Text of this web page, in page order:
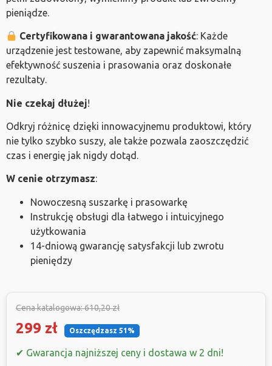
pieniądze.
Certyfikowana i gwarantowana jakość: Każde
urządzenie jest testowane, aby zapewnić maksymalną
efektywność suszenia i prasowania oraz doskonałe
rezultaty.
Nie czekaj dłużej!
Odkryj różnicę dzięki innowacyjnemu produktowi, który
nie tylko szybko suszy, ale także pozwala zaoszczędzić
czas i energię jak nigdy dotąd.
W cenie otrzymasz:
Nowoczesną suszarkę i prasowarkę
Instrukcję obsługi dla łatwego i intuicyjnego
użytkowania
14-dniową gwarancję satysfakcji lub zwrotu
pieniędzy
Cena katalogowa: 610,20 zł
299 zł Oszczędzasz 51%
✔ Gwarancja najniższej ceny i dostawa w 2 dni!